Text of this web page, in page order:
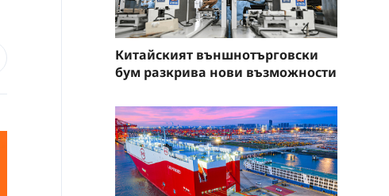
Китайският външнотърговски
бум разкрива нови възможности